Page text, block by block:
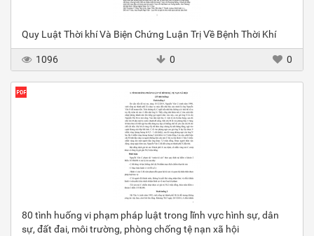
Quy Luật Thời khí Và Biện Chứng Luận Trị Về Bệnh Thời Khí
1096 0 0
80 tình huống vi phạm pháp luật trong lĩnh vực hình sự, dân
sự, đất đai, môi trường, phòng chống tệ nạn xã hội